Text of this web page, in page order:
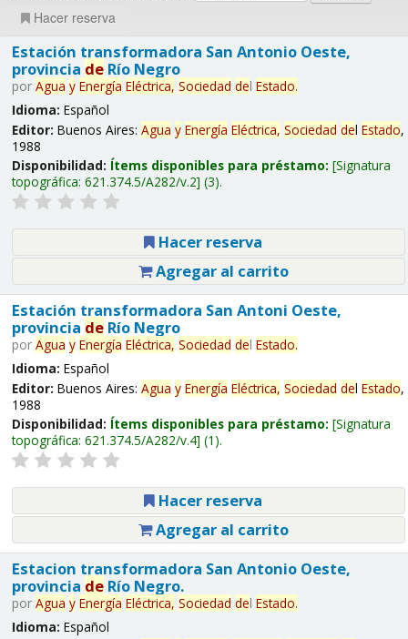
Hacer reserva
Estación transformadora San Antonio Oeste,
provincia deRío Negro
por Agua y Energía Eléctrica, Sociedad del Estado.
Idioma: Español
Editor: Buenos Aires: Agua y Energía Eléctrica, Sociedad del Estado,
1988
Disponibilidad: Ítems disponibles para préstamo: Signatura
topográfica: 621.374.5/A282/v.2 (3).
Hacer reserva
Agregar al carrito
Estación transformadora San Antoni Oeste,
provincia deRío Negro
por Agua y Energía Eléctrica, Sociedad del Estado.
Idioma: Español
Editor: Buenos Aires: Agua y Energía Eléctrica, Sociedad del Estado,
1988
Disponibilidad: Ítems disponibles para préstamo: Signatura
topográfica: 621.374.5/A282/v.4 (1).
Hacer reserva
Agregar al carrito
Estacion transformadora San Antonio Oeste,
provincia deRío Negro.
por Agua y Energía Eléctrica, Sociedad del Estado.
Idioma: Español